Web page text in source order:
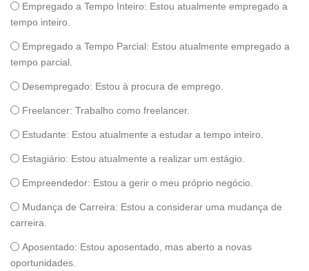
Empregado a Tempo Inteiro: Estou atualmente empregado a
tempo inteiro.
Empregado a Tempo Parcial: Estou atualmente empregado a
tempo parcial.
Desempregado: Estou à procura de emprego.
Freelancer: Trabalho como freelancer.
Estudante: Estou atualmente a estudar a tempo inteiro.
Estagiário: Estou atualmente a realizar um estágio.
Empreendedor: Estou a gerir o meu próprio negócio.
Mudança de Carreira: Estou a considerar uma mudança de
carreira.
Aposentado: Estou aposentado, mas aberto a novas
oportunidades.